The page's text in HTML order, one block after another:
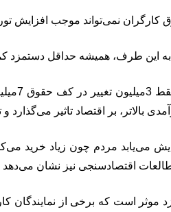
کارگران نمی‌تواند موجب
بالاتر، بر اقتصاد تاثیر
می‌یابد مردم چون زیاد خرید
اقتصاد‌سنجی نیز نشان می‌دهد